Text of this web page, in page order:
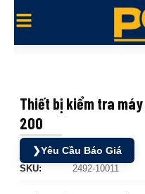
Thiết bị kiểm tra máy
200
❯Yêu Cầu Báo Giá
SKU: 2492-10011